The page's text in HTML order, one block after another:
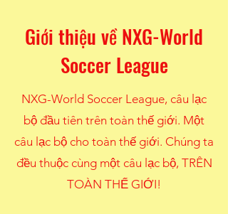
Giới thiệu về NXG-World
Soccer League
NXG-World Soccer League, câu lạc
bộ đầu tiên trên toàn thế giới. Một
câu lạc bộ cho toàn thế giới. Chúng ta
đều thuộc cùng một câu lạc bộ, TRÊN
TOÀN THẾ GIỚI!